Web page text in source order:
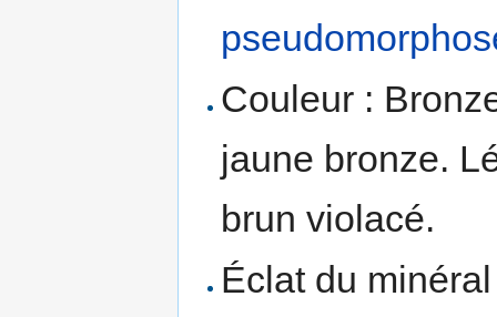
Couleur :
jaune bronze.
brun violacé.
Éclat du